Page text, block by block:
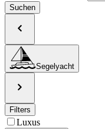
Suchen
Segelyacht
Filters
Luxus